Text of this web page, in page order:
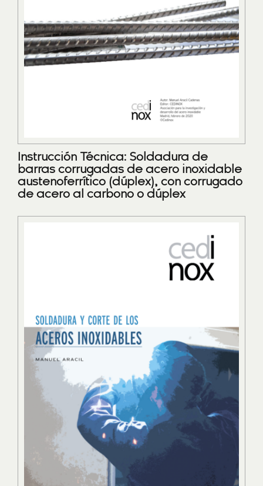
Instrucción Técnica: Soldadura de
barras corrugadas de acero inoxidable
austenoferrítico (dúplex), con corrugado
de acero al carbono o dúplex